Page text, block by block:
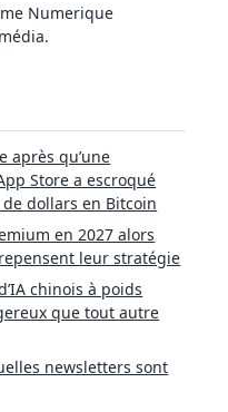
Numerique
après qu’une
Store a escroqué
dollars en Bitcoin
en 2027 alors
leur stratégie
chinois à poids
que tout autre
newsletters sont